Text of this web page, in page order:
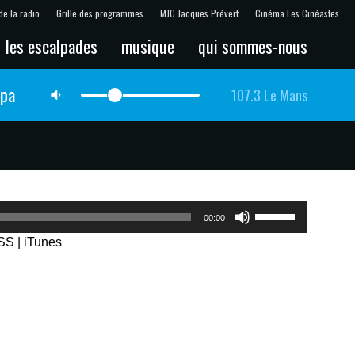
la radio Grille des programmes MJC Jacques Prévert Cinéma Les Cinéastes
les escalpades musique qui sommes-nous
107.3 Le Mans
00:00
iTunes